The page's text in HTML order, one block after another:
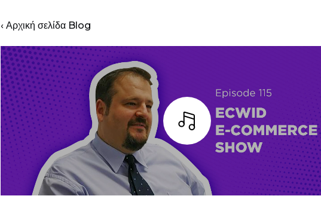
‹ Αρχική σελίδα Blog
Άκουσε